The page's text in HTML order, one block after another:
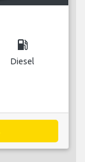
local_gas_station
Diesel